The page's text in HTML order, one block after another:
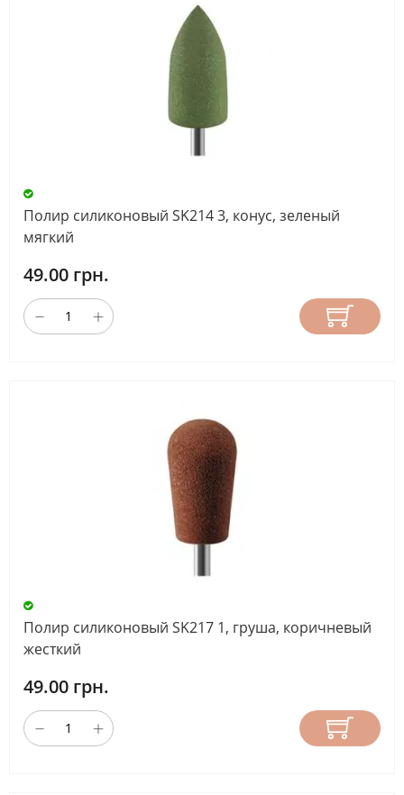
Полир силиконовый SK214 3, конус, зеленый
мягкий
49.00 грн.
Полир силиконовый SK217 1, груша, коричневый
жесткий
49.00 грн.